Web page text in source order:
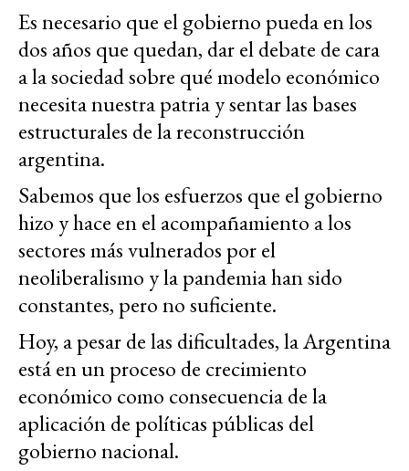
Es necesario que el gobierno pueda en los
dos años que quedan, dar el debate de cara
a la sociedad sobre qué modelo económico
necesita nuestra patria y sentar las bases
estructurales de la reconstrucción
argentina.
Sabemos que los esfuerzos que el gobierno
hizo y hace en el acompañamiento a los
sectores más vulnerados por el
neoliberalismo y la pandemia han sido
constantes, pero no suficiente.
Hoy, a pesar de las dificultades, la Argentina
está en un proceso de crecimiento
económico como consecuencia de la
aplicación de políticas públicas del
gobierno nacional.